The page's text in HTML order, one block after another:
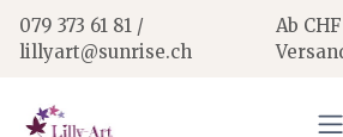
079 373 61 81 /
lillyart@sunrise.ch
Ab